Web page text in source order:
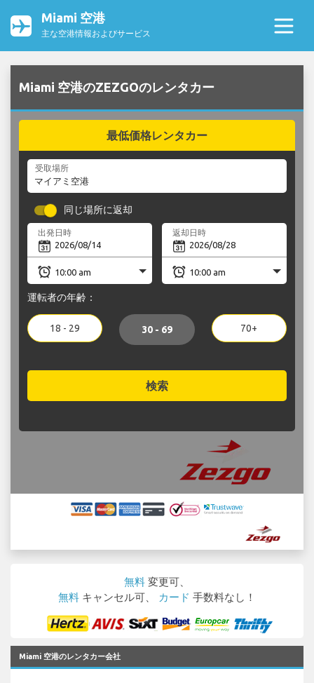
Miami 空港
主な空港情報およびサービス
Miami 空港のZEZGOのレンタカー
最低価格レンタカー
受取場所
同じ場所に返却
出発日時 返却日時
運転者の年齢：
18 - 29 30 - 69 70+
検索
無料 変更可、
無料 キャンセル可、 カード 手数料なし！
Miami 空港のレンタカー会社